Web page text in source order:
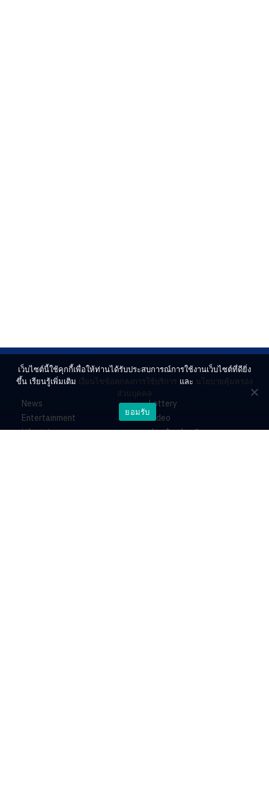
News
Entertainment
Lifestyle
Lottery
Video
ร่วมด้วยช่วยกัน
เว็บไซต์นี้ใช้คุกกี้เพื่อให้ท่านได้รับประสบการณ์การใช้งานเว็บไซต์ที่ดียิ่ง
ขึ้น เรียนรู้เพิ่มเติม เงื่อนไขข้อตกลงการใช้บริการ และ นโยบายคุ้มครอง
ส่วนบุคคล
ยอมรับ